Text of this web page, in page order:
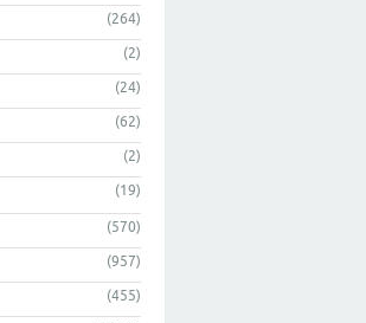
(264)
(2)
(24)
(62)
(2)
(19)
(570)
(957)
(455)